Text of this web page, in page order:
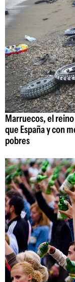
Marruecos, el
que España y con
pobres